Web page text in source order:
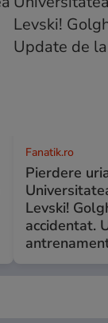
Fanatik.ro
Pierdere
Levski!
accidentat.